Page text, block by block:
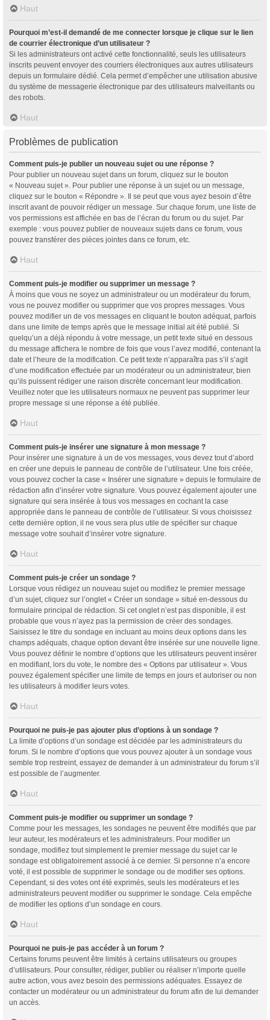
Haut
Pourquoi m’est-il demandé de me connecter lorsque je clique sur le lien
de courrier électronique d’un utilisateur ?
Si les administrateurs ont activé cette fonctionnalité, seuls les utilisateurs
inscrits peuvent envoyer des courriers électroniques aux autres utilisateurs
depuis un formulaire dédié. Cela permet d’empêcher une utilisation abusive
du système de messagerie électronique par des utilisateurs malveillants ou
des robots.
Haut
Problèmes de publication
Comment puis-je publier un nouveau sujet ou une réponse ?
Pour publier un nouveau sujet dans un forum, cliquez sur le bouton
« Nouveau sujet ». Pour publier une réponse à un sujet ou un message,
cliquez sur le bouton « Répondre ». Il se peut que vous ayez besoin d’être
inscrit avant de pouvoir rédiger un message. Sur chaque forum, une liste de
vos permissions est affichée en bas de l’écran du forum ou du sujet. Par
exemple : vous pouvez publier de nouveaux sujets dans ce forum, vous
pouvez transférer des pièces jointes dans ce forum, etc.
Haut
Comment puis-je modifier ou supprimer un message ?
À moins que vous ne soyez un administrateur ou un modérateur du forum,
vous ne pouvez modifier ou supprimer que vos propres messages. Vous
pouvez modifier un de vos messages en cliquant le bouton adéquat, parfois
dans une limite de temps après que le message initial ait été publié. Si
quelqu’un a déjà répondu à votre message, un petit texte situé en dessous
du message affichera le nombre de fois que vous l’avez modifié, contenant la
date et l’heure de la modification. Ce petit texte n’apparaîtra pas s’il s’agit
d’une modification effectuée par un modérateur ou un administrateur, bien
qu’ils puissent rédiger une raison discrète concernant leur modification.
Veuillez noter que les utilisateurs normaux ne peuvent pas supprimer leur
propre message si une réponse a été publiée.
Haut
Comment puis-je insérer une signature à mon message ?
Pour insérer une signature à un de vos messages, vous devez tout d’abord
en créer une depuis le panneau de contrôle de l’utilisateur. Une fois créée,
vous pouvez cocher la case « Insérer une signature » depuis le formulaire de
rédaction afin d’insérer votre signature. Vous pouvez également ajouter une
signature qui sera insérée à tous vos messages en cochant la case
appropriée dans le panneau de contrôle de l’utilisateur. Si vous choisissez
cette dernière option, il ne vous sera plus utile de spécifier sur chaque
message votre souhait d’insérer votre signature.
Haut
Comment puis-je créer un sondage ?
Lorsque vous rédigez un nouveau sujet ou modifiez le premier message
d’un sujet, cliquez sur l’onglet « Créer un sondage » situé en-dessous du
formulaire principal de rédaction. Si cet onglet n’est pas disponible, il est
probable que vous n’ayez pas la permission de créer des sondages.
Saisissez le titre du sondage en incluant au moins deux options dans les
champs adéquats, chaque option devant être insérée sur une nouvelle ligne.
Vous pouvez définir le nombre d’options que les utilisateurs peuvent insérer
en modifiant, lors du vote, le nombre des « Options par utilisateur ». Vous
pouvez également spécifier une limite de temps en jours et autoriser ou non
les utilisateurs à modifier leurs votes.
Haut
Pourquoi ne puis-je pas ajouter plus d’options à un sondage ?
La limite d’options d’un sondage est décidée par les administrateurs du
forum. Si le nombre d’options que vous pouvez ajouter à un sondage vous
semble trop restreint, essayez de demander à un administrateur du forum s’il
est possible de l’augmenter.
Haut
Comment puis-je modifier ou supprimer un sondage ?
Comme pour les messages, les sondages ne peuvent être modifiés que par
leur auteur, les modérateurs et les administrateurs. Pour modifier un
sondage, modifiez tout simplement le premier message du sujet car le
sondage est obligatoirement associé à ce dernier. Si personne n’a encore
voté, il est possible de supprimer le sondage ou de modifier ses options.
Cependant, si des votes ont été exprimés, seuls les modérateurs et les
administrateurs peuvent modifier ou supprimer le sondage. Cela empêche
de modifier les options d’un sondage en cours.
Haut
Pourquoi ne puis-je pas accéder à un forum ?
Certains forums peuvent être limités à certains utilisateurs ou groupes
d’utilisateurs. Pour consulter, rédiger, publier ou réaliser n’importe quelle
autre action, vous avez besoin des permissions adéquates. Essayez de
contacter un modérateur ou un administrateur du forum afin de lui demander
un accès.